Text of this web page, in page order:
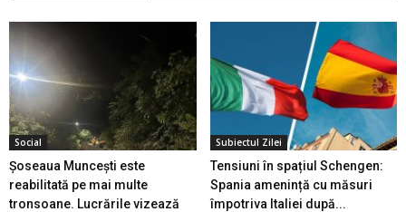
Social
Șoseaua Muncești este
reabilitată pe mai multe
tronsoane. Lucrările vizează
Subiectul Zilei
Tensiuni în spațiul Schengen:
Spania amenință cu măsuri
împotriva Italiei după...